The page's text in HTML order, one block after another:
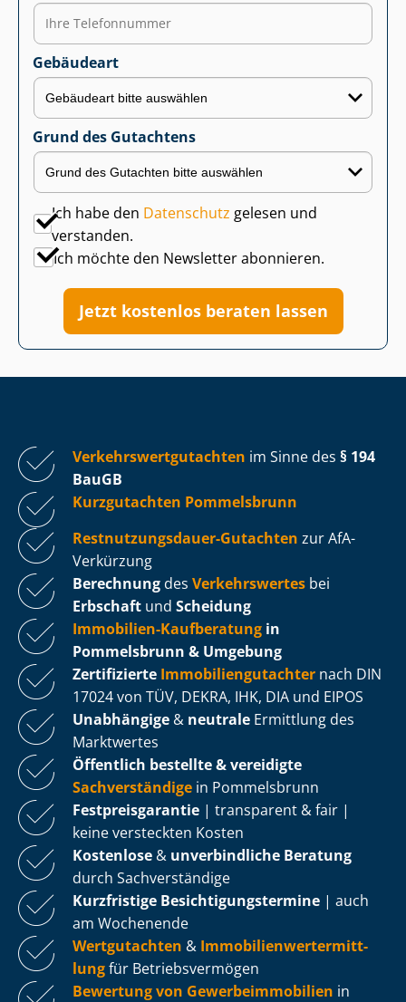
Gebäudeart
Grund des Gutachtens
Ich habe den Datenschutz gelesen und
verstanden.
Ich möchte den Newsletter abonnieren.
Jetzt kostenlos beraten lassen
Ver­kehrs­wert­gut­ach­ten im Sinne des § 194
BauGB
Kurzgutachten Pommelsbrunn
Rest­nut­zungs­dau­er-Gutachten zur AfA-
Verkürzung
Berechnung des Verkehrswertes bei
Erbschaft und Scheidung
Immobilien-Kaufberatung in
Pommelsbrunn & Umgebung
Zertifizierte Im­mo­bi­li­en­gut­ach­ter nach DIN
17024 von TÜV, DEKRA, IHK, DIA und EIPOS
Unabhängige & neutrale Ermittlung des
Marktwertes
Öffentlich bestellte & vereidigte
Sachverständige in Pommelsbrunn
Fest­preis­ga­ran­tie | transparent & fair |
keine versteckten Kosten
Kostenlose & unverbindliche Beratung
durch Sachverständige
Kurzfristige Be­sich­ti­gungs­ter­mi­ne | auch
am Wochenende
Wertgutachten & Im­mo­bi­li­en­wert­ermitt­
lungfür Be­triebs­ver­mö­gen
Bewertung von Ge­wer­be­im­mo­bi­li­en in